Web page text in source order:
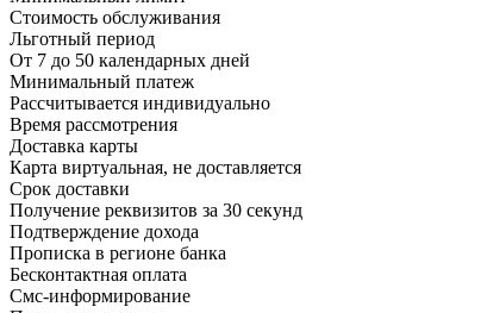
Стоимость обслуживания
Льготный период
От 7 до 50 календарных дней
Минимальный платеж
Раccчитывается индивидуально
Время рассмотрения
Доставка карты
Карта виртуальная, не доставляется
Срок доставки
Получение реквизитов за 30 секунд
Подтверждение дохода
Прописка в регионе банка
Бесконтактная оплата
Смс-информирование